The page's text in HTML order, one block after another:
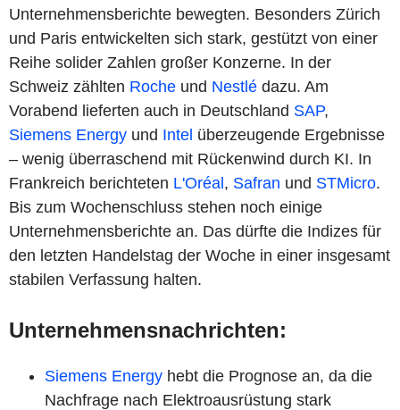
Unternehmensberichte bewegten. Besonders Zürich
und Paris entwickelten sich stark, gestützt von einer
Reihe solider Zahlen großer Konzerne. In der
Schweiz zählten Roche und Nestlé dazu. Am
Vorabend lieferten auch in Deutschland SAP,
Siemens Energy und Intel überzeugende Ergebnisse
– wenig überraschend mit Rückenwind durch KI. In
Frankreich berichteten L'Oréal, Safran und STMicro.
Bis zum Wochenschluss stehen noch einige
Unternehmensberichte an. Das dürfte die Indizes für
den letzten Handelstag der Woche in einer insgesamt
stabilen Verfassung halten.
Unternehmensnachrichten:
Siemens Energy hebt die Prognose an, da die
Nachfrage nach Elektroausrüstung stark